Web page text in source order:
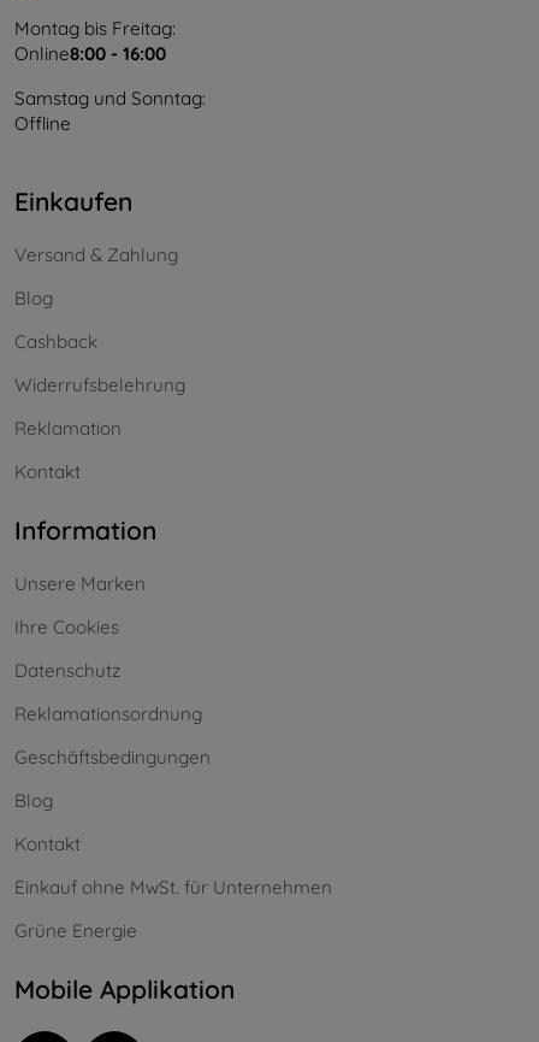
Montag bis Freitag:
Online8:00 - 16:00
Samstag und Sonntag:
Offline
Einkaufen
Versand & Zahlung
Blog
Cashback
Widerrufsbelehrung
Reklamation
Kontakt
Information
Unsere Marken
Ihre Cookies
Datenschutz
Reklamationsordnung
Geschäftsbedingungen
Blog
Kontakt
Einkauf ohne MwSt. für Unternehmen
Grüne Energie
Mobile Applikation